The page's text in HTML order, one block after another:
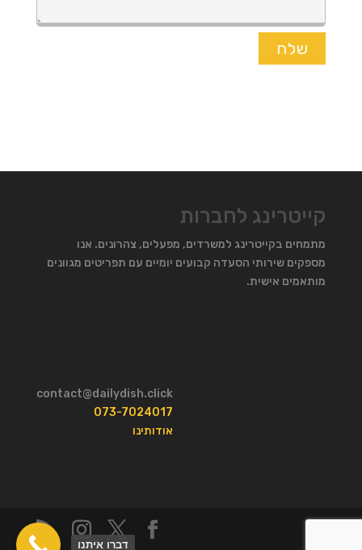
קייטרינג לחברות
מתמחים בקייטרינג למשרדים, מפעלים, צהרונים. אנו
מספקים שירותי הסעדה קבועים יומיים עם תפריטים מגוונים
מותאמים אישית.
contact@dailydish.click
073-7024017
אודותינו
דברו איתנו